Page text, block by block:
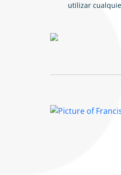
utilizar